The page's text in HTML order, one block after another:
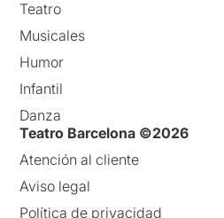
Teatro
Musicales
Humor
Infantil
Danza
Teatro Barcelona ©2026
Atención al cliente
Aviso legal
Política de privacidad